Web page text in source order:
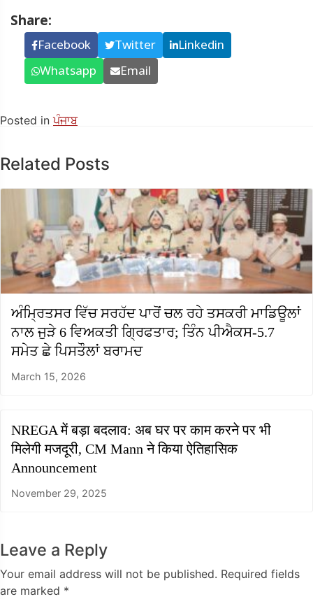
Share:
Facebook Twitter
Linkedin
Whatsapp
Email
Posted inਪੰਜਾਬ
Related Posts
ਅੰਮ੍ਰਿਤਸਰ ਵਿੱਚ ਸਰਹੱਦ ਪਾਰੋਂ ਚਲ ਰਹੇ ਤਸਕਰੀ ਮਾਡਿਊਲਾਂ
ਨਾਲ ਜੁੜੇ 6 ਵਿਅਕਤੀ ਗ੍ਰਿਫਤਾਰ; ਤਿੰਨ ਪੀਐਕਸ-5.7
ਸਮੇਤ ਛੇ ਪਿਸਤੌਲਾਂ ਬਰਾਮਦ
March 15, 2026
NREGA में बड़ा बदलाव: अब घर पर काम करने पर भी
मिलेगी मजदूरी, CM Mann ने किया ऐतिहासिक
Announcement
November 29, 2025
Leave a Reply
Your email address will not be published. Required fields
are marked *